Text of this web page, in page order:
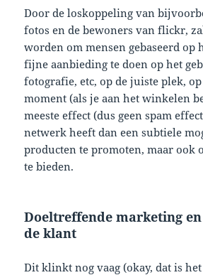
Door de loskoppeling van
fotos en de bewoners van flickr,
worden om mensen gebaseerd op
fijne aanbieding te doen op het
fotografie, etc, op de juiste plek,
moment (als je aan het winkelen
meeste effect (dus geen spam
netwerk heeft dan een subtiele
producten te promoten, maar ook
te bieden.
Doeltreffende marketing
de klant
Dit klinkt nog vaag (okay, dat is